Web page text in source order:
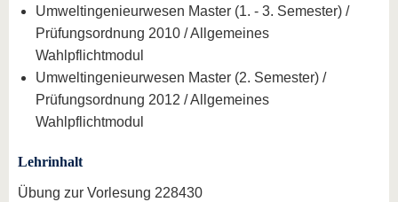
Umweltingenieurwesen Master (1. - 3. Semester) /
Prüfungsordnung 2010 / Allgemeines
Wahlpflichtmodul
Umweltingenieurwesen Master (2. Semester) /
Prüfungsordnung 2012 / Allgemeines
Wahlpflichtmodul
Lehrinhalt
Übung zur Vorlesung 228430